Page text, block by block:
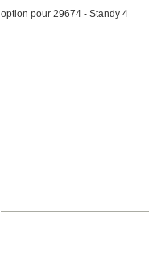
option pour 29674 - Standy 4